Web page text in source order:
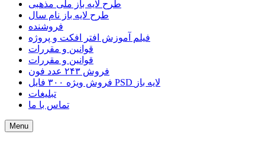
طرح لایه باز ملی مذهبی
طرح لایه باز نام سال
فروشنده
فیلم آموزش افتر افکت و پروژه
قوانین و مقررات
قوانین و مقررات
فروش ۲۴۳ عدد فون
فروش ویژه ۳۰۰ فایل PSD لایه باز
تبلیغات
تماس با ما
Menu